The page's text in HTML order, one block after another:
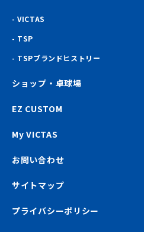
VICTAS
TSP
TSPブランドヒストリー
ショップ・卓球場
EZ CUSTOM
My VICTAS
お問い合わせ
サイトマップ
プライバシーポリシー